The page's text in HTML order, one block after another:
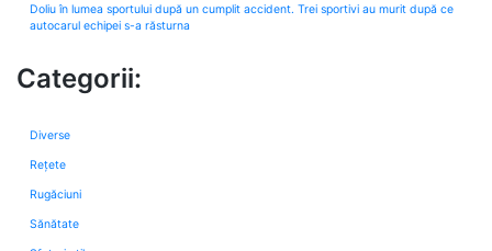
Doliu în lumea sportului după un cumplit accident. Trei sportivi au murit după ce
autocarul echipei s-a răsturna
Categorii:
Diverse
Rețete
Rugăciuni
Sănătate